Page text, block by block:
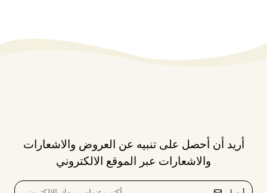
أريد أن أحصل على تنبيه عن العروض والاشعارات
والاشعارات عبر الموقع الالكتروني